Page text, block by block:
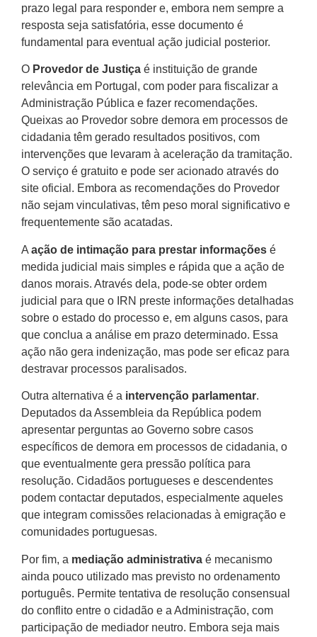
prazo legal para responder e, embora nem sempre a
resposta seja satisfatória, esse documento é
fundamental para eventual ação judicial posterior.
O Provedor de Justiça é instituição de grande
relevância em Portugal, com poder para fiscalizar a
Administração Pública e fazer recomendações.
Queixas ao Provedor sobre demora em processos de
cidadania têm gerado resultados positivos, com
intervenções que levaram à aceleração da tramitação.
O serviço é gratuito e pode ser acionado através do
site oficial. Embora as recomendações do Provedor
não sejam vinculativas, têm peso moral significativo e
frequentemente são acatadas.
A ação de intimação para prestar informações é
medida judicial mais simples e rápida que a ação de
danos morais. Através dela, pode-se obter ordem
judicial para que o IRN preste informações detalhadas
sobre o estado do processo e, em alguns casos, para
que conclua a análise em prazo determinado. Essa
ação não gera indenização, mas pode ser eficaz para
destravar processos paralisados.
Outra alternativa é a intervenção parlamentar.
Deputados da Assembleia da República podem
apresentar perguntas ao Governo sobre casos
específicos de demora em processos de cidadania, o
que eventualmente gera pressão política para
resolução. Cidadãos portugueses e descendentes
podem contactar deputados, especialmente aqueles
que integram comissões relacionadas à emigração e
comunidades portuguesas.
Por fim, a mediação administrativa é mecanismo
ainda pouco utilizado mas previsto no ordenamento
português. Permite tentativa de resolução consensual
do conflito entre o cidadão e a Administração, com
participação de mediador neutro. Embora seja mais